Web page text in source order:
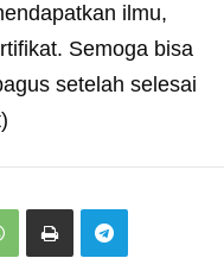
ilmu,
Semoga bisa
setelah selesai